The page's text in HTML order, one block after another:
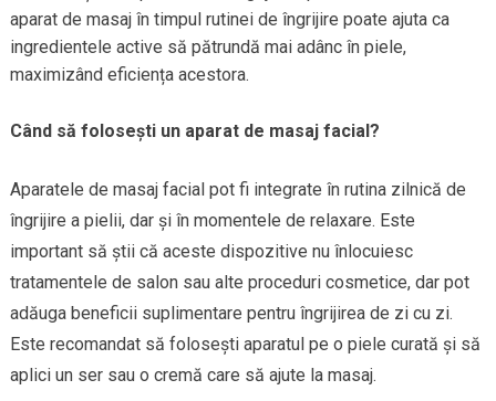
aparat de masaj în timpul rutinei de îngrijire poate ajuta ca
ingredientele active să pătrundă mai adânc în piele,
maximizând eficiența acestora.
Când să folosești un aparat de masaj facial?
Aparatele de masaj facial pot fi integrate în rutina zilnică de
îngrijire a pielii, dar și în momentele de relaxare. Este
important să știi că aceste dispozitive nu înlocuiesc
tratamentele de salon sau alte proceduri cosmetice, dar pot
adăuga beneficii suplimentare pentru îngrijirea de zi cu zi.
Este recomandat să folosești aparatul pe o piele curată și să
aplici un ser sau o cremă care să ajute la masaj.